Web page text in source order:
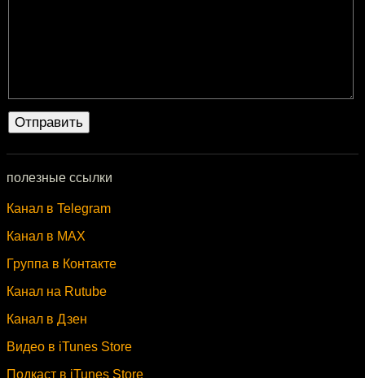
полезные ссылки
Канал в Telegram
Канал в MAX
Группа в Контакте
Канал на Rutube
Канал в Дзен
Видео в iTunes Store
Подкаст в iTunes Store